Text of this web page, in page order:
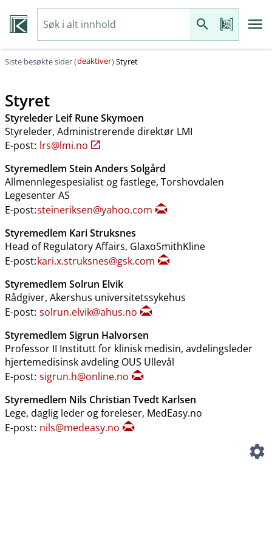
Siste besøkte sider (deaktiver)Styret
Styret
Styreleder Leif Rune Skymoen
Styreleder, Administrerende direktør LMI
E-post: lrs@lmi.no
Styremedlem Stein Anders Solgård
Allmennlegespesialist og fastlege, Torshovdalen
Legesenter AS
E-post:steineriksen@yahoo.com
Styremedlem Kari Struksnes
Head of Regulatory Affairs, GlaxoSmithKline
E-post:kari.x.struksnes@gsk.com
Styremedlem Solrun Elvik
Rådgiver, Akershus universitetssykehus
E-post: solrun.elvik@ahus.no
Styremedlem Sigrun Halvorsen
Professor II Institutt for klinisk medisin, avdelingsleder
hjertemedisinsk avdeling OUS Ullevål
E-post: sigrun.h@online.no
Styremedlem Nils Christian Tvedt Karlsen
Lege, daglig leder og foreleser, MedEasy.no
E-post: nils@medeasy.no